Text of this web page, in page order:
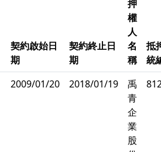
契約啟始日
期
契約終止日
期
押
權
人
名
稱
抵
統
2009/01/20 2018/01/19
禹
青
企
業
股